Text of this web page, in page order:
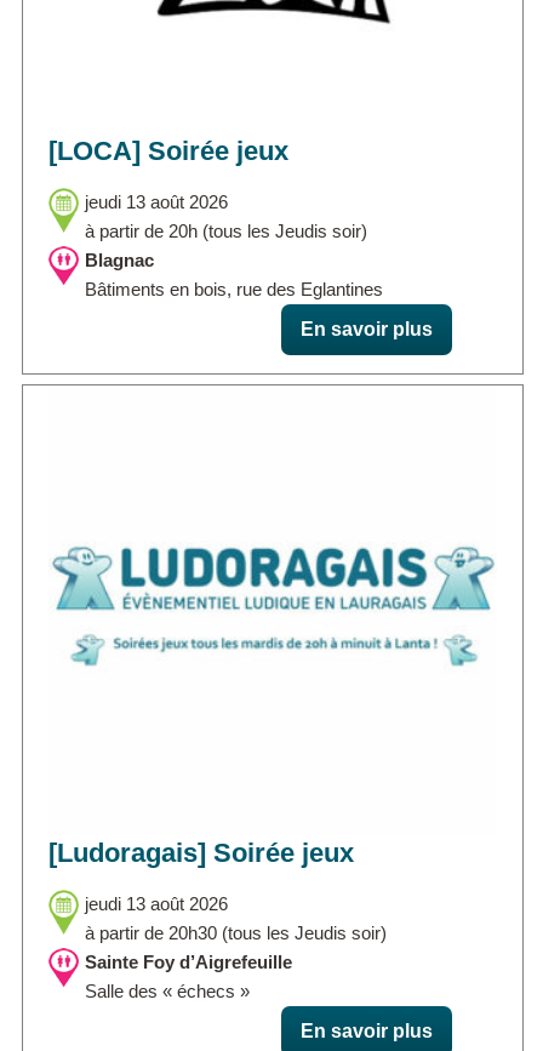
[LOCA] Soirée jeux
jeudi 13 août 2026
à partir de 20h (tous les Jeudis soir)
Blagnac
Bâtiments en bois, rue des Eglantines
En savoir plus
[Ludoragais] Soirée jeux
jeudi 13 août 2026
à partir de 20h30 (tous les Jeudis soir)
Sainte Foy d’Aigrefeuille
Salle des « échecs »
En savoir plus